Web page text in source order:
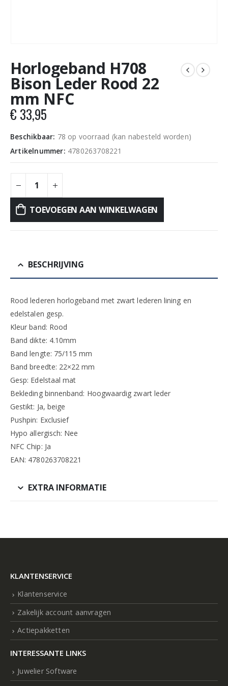
Horlogeband H708
Bison Leder Rood 22
mm NFC
€ 33,95
Beschikbaar: 78 op voorraad (kan nabesteld worden)
Artikelnummer: 4780263708221
TOEVOEGEN AAN WINKELWAGEN
BESCHRIJVING
Rood lederen horlogeband met zwart lederen lining en
edelstalen gesp.
Kleur band: Rood
Band dikte: 4.10mm
Band lengte: 75/115 mm
Band breedte: 22×22 mm
Gesp: Edelstaal mat
Bekleding binnenband: Hoogwaardig zwart leder
Gestikt: Ja, beige
Pushpin: Exclusief
Hypo allergisch: Nee
NFC Chip: Ja
EAN: 4780263708221
EXTRA INFORMATIE
KLANTENSERVICE
Klantenservice
Zakelijk account aanvragen
Actiepakketten
INTERESSANTE LINKS
Juwelier Software